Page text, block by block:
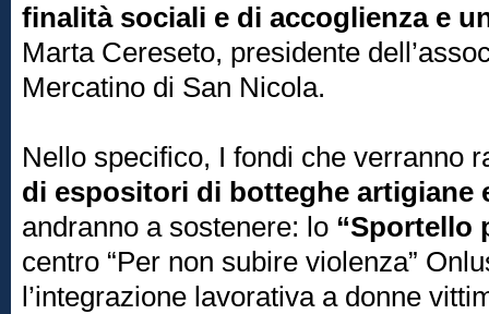
finalità sociali e di accoglienza e
Marta Cereseto, presidente
Mercatino di San Nicola.
Nello specifico, I fondi che verranno
di espositori di botteghe artigiane
andranno a sostenere: lo “Sportello
centro “Per non subire violenza”
l’integrazione lavorativa a donne